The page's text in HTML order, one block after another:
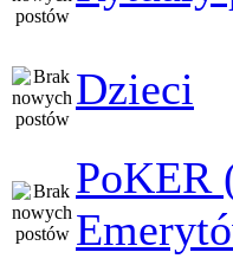
Dzieci
PoKER